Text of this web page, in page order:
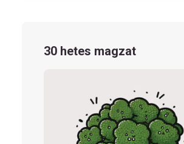
30 hetes magzat